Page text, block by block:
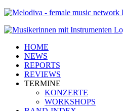
HOME
NEWS
REPORTS
REVIEWS
TERMINE
KONZERTE
WORKSHOPS